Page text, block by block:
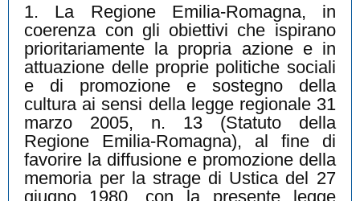
1. La Regione Emilia-Romagna, in
coerenza con gli obiettivi che ispirano
prioritariamente la propria azione e in
attuazione delle proprie politiche sociali
e di promozione e sostegno della
cultura ai sensi della legge regionale 31
marzo 2005, n. 13 (Statuto della
Regione Emilia-Romagna), al fine di
favorire la diffusione e promozione della
memoria per la strage di Ustica del 27
giugno 1980, con la presente legge